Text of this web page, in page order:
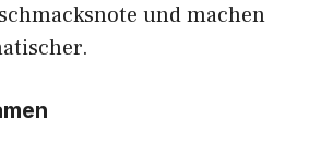
und machen